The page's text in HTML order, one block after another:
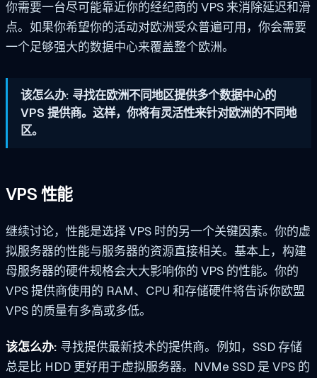
你需要一台尽可能靠近你的经纪商的 VPS 来消除延迟和滑
点。如果你希望你的活动对欧洲受众普遍可用，你会需要
一个足够强大的数据中心来覆盖整个欧洲。
该怎么办: 寻找在欧洲不同地区提供多个数据中心的
VPS 提供商。这样，你将有灵活性来针对欧洲的不同地
区。
VPS 性能
继续讨论，性能是选择 VPS 时的另一个关键因素。你的虚
拟服务器的性能与服务器的资源直接相关。基本上，构建
母服务器的硬件规格会大大影响你的 VPS 的性能。你的
VPS 提供商使用的 RAM、CPU 和存储硬件将告诉你欧盟
VPS 的质量有多高或多低。
该怎么办: 寻找提供最新技术的提供商。例如，SSD 存储
总是比 HDD 更好用于虚拟服务器。NVMe SSD 是 VPS 的